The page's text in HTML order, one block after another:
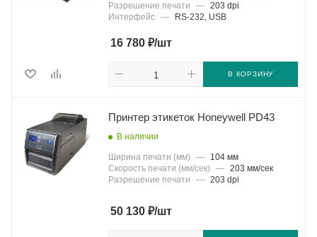
Разрешение печати
— 203 dpi
Интерфейс — RS-232, USB
16 780 ₽/шт
В КОРЗИНУ
Принтер этикеток Honeywell PD43
В наличии
Ширина печати (мм) —
104 мм
Скорость печати (мм/сек)
— 203 мм/сек
Разрешение печати
— 203 dpi
50 130 ₽/шт